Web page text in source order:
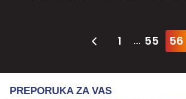
1 ... 55 56